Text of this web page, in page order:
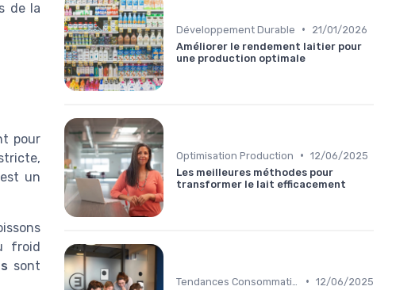
de la
pour
un
froid
sont
Développement Durable •
21/01/2026
Améliorer le rendement laitier pour
une production optimale
Optimisation Production • 12/06/2025
Les meilleures méthodes pour
transformer le lait efficacement
• 12/06/2025